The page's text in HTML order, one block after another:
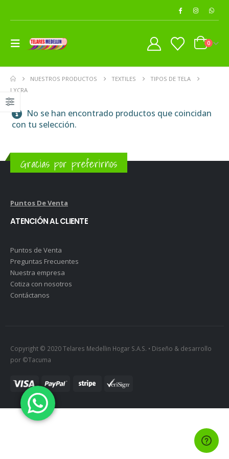
0
NUESTROS PRODUCTOS TEXTILES
TIPOS DE TELA
LYCRA
No se han encontrado productos que coincidan
con tu selección.
Gracias por preferirnos
Puntos De Venta
ATENCIÓN AL CLIENTE
Puntos de Venta
Preguntas Frecuentes
Nuestra empresa
Cotiza con nosotros
Contáctanos
Copyright © 2020 Telares Medellin Hogar S.A.S. • Diseño & desarrollo
por ©Tacuma